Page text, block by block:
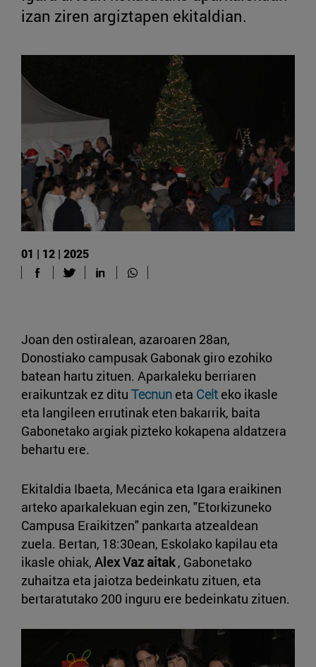
izan ziren argiztapen ekitaldian.
01 | 12 | 2025
Joan den ostiralean, azaroaren 28an,
Donostiako campusak Gabonak giro ezohiko
batean hartu zituen. Aparkaleku berriaren
eraikuntzak ez ditu Tecnun eta Ceit eko ikasle
eta langileen errutinak eten bakarrik, baita
Gabonetako argiak pizteko kokapena aldatzera
behartu ere.
Ekitaldia Ibaeta, Mecánica eta Igara eraikinen
arteko aparkalekuan egin zen, "Etorkizuneko
Campusa Eraikitzen" pankarta atzealdean
zuela. Bertan, 18:30ean, Eskolako kapilau eta
ikasle ohiak, Alex Vaz aitak, Gabonetako
zuhaitza eta jaiotza bedeinkatu zituen, eta
bertaratutako 200 inguru ere bedeinkatu zituen.